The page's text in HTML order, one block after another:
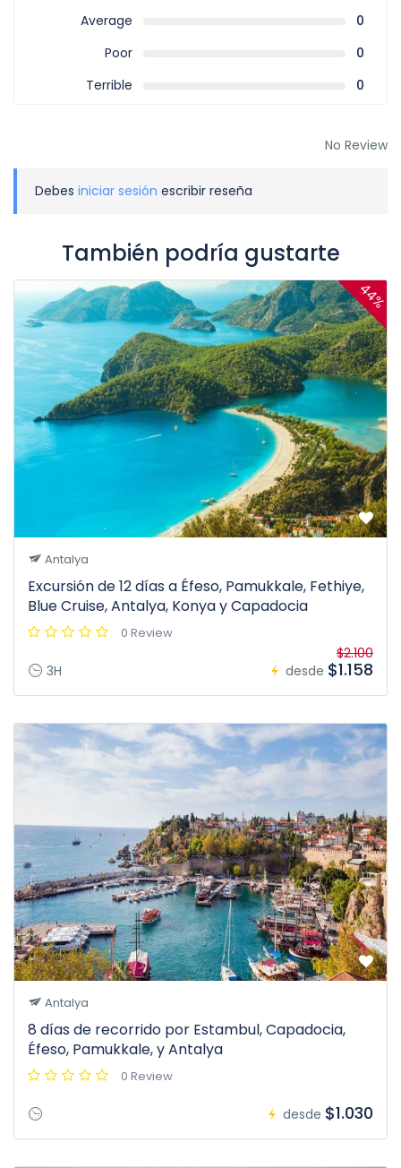
Average
0
Poor
0
Terrible
0
No Review
Debes iniciar sesión escribir reseña
También podría gustarte
44%
Antalya
Excursión de 12 días a Éfeso, Pamukkale, Fethiye,
Blue Cruise, Antalya, Konya y Capadocia
0 Review
3H desde
$2.100
$1.158
Antalya
8 días de recorrido por Estambul, Capadocia,
Éfeso, Pamukkale, y Antalya
0 Review
desde $1.030